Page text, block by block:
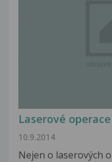
Laserové
10.9.2014
Nejen o laserových